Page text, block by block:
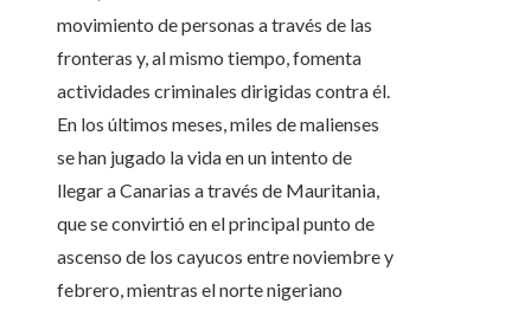
movimiento de personas a través de las
fronteras y, al mismo tiempo, fomenta
actividades criminales dirigidas contra él.
En los últimos meses, miles de malienses
se han jugado la vida en un intento de
llegar a Canarias a través de Mauritania,
que se convirtió en el principal punto de
ascenso de los cayucos entre noviembre y
febrero, mientras el norte nigeriano